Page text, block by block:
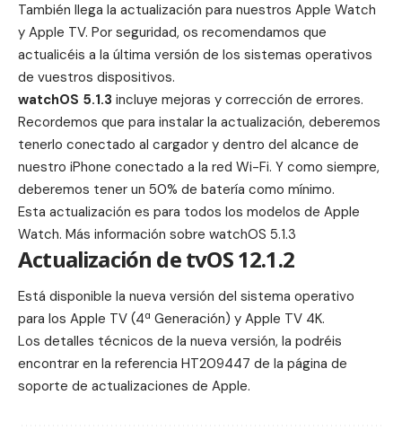
También llega la actualización para nuestros Apple Watch
y Apple TV. Por seguridad, os recomendamos que
actualicéis a la última versión de los sistemas operativos
de vuestros dispositivos.
watchOS 5.1.3 incluye mejoras y corrección de errores.
Recordemos que para instalar la actualización, deberemos
tenerlo conectado al cargador y dentro del alcance de
nuestro iPhone conectado a la red Wi-Fi. Y como siempre,
deberemos tener un 50% de batería como mínimo.
Esta actualización es para todos los modelos de Apple
Watch. Más información sobre watchOS 5.1.3
Actualización de tvOS 12.1.2
Está disponible la nueva versión del sistema operativo
para los Apple TV (4ª Generación) y Apple TV 4K.
Los detalles técnicos de la nueva versión, la podréis
encontrar en la referencia HT209447 de la página de
soporte de actualizaciones de Apple.